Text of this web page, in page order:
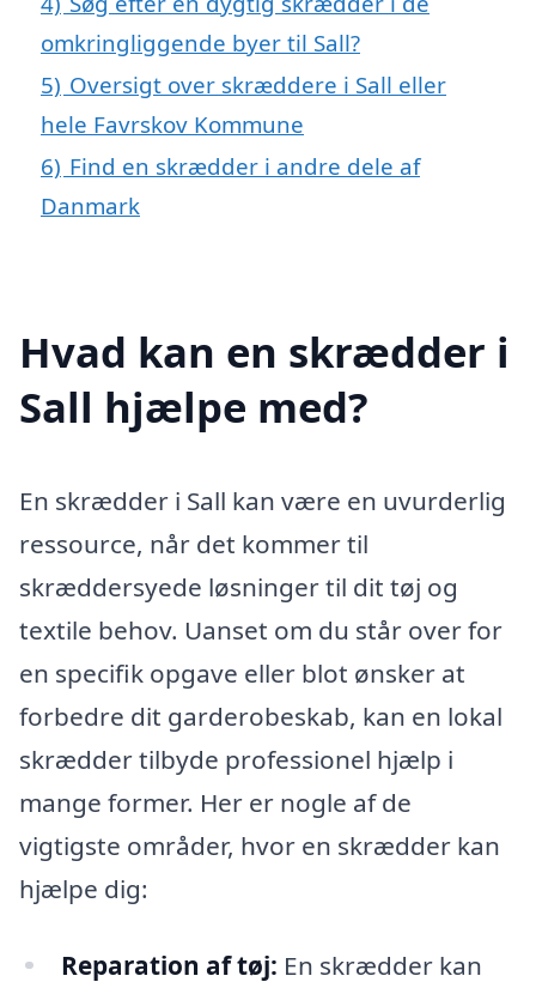
omkringliggende byer til Sall?
5) Oversigt over skræddere i Sall eller
hele Favrskov Kommune
6) Find en skrædder i andre dele af
Danmark
Hvad kan en skrædder i
Sall hjælpe med?
En skrædder i Sall kan være en uvurderlig
ressource, når det kommer til
skræddersyede løsninger til dit tøj og
textile behov. Uanset om du står over for
en specifik opgave eller blot ønsker at
forbedre dit garderobeskab, kan en lokal
skrædder tilbyde professionel hjælp i
mange former. Her er nogle af de
vigtigste områder, hvor en skrædder kan
hjælpe dig:
Reparation af tøj: En skrædder kan